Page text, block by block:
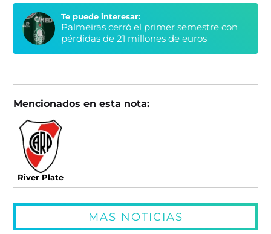
Te puede interesar:
Palmeiras cerró el primer semestre con
pérdidas de 21 millones de euros
Mencionados en esta nota:
River Plate
MÁS NOTICIAS